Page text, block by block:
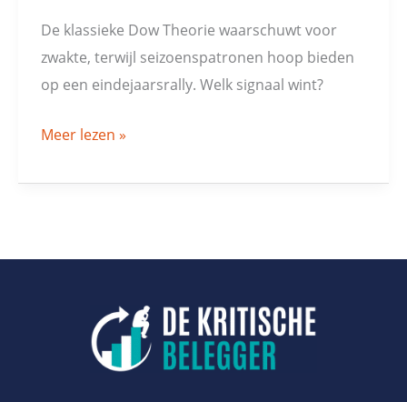
De klassieke Dow Theorie waarschuwt voor
zwakte, terwijl seizoenspatronen hoop bieden
op een eindejaarsrally. Welk signaal wint?
Meer lezen »